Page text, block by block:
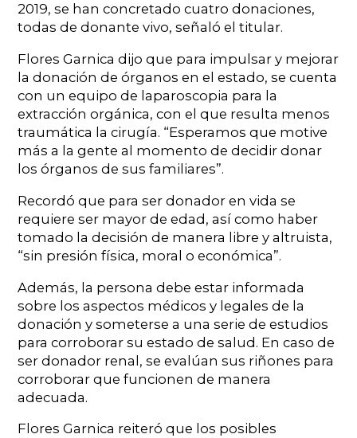
2019, se han concretado cuatro donaciones,
todas de donante vivo, señaló el titular.
Flores Garnica dijo que para impulsar y mejorar
la donación de órganos en el estado, se cuenta
con un equipo de laparoscopia para la
extracción orgánica, con el que resulta menos
traumática la cirugía. “Esperamos que motive
más a la gente al momento de decidir donar
los órganos de sus familiares”.
Recordó que para ser donador en vida se
requiere ser mayor de edad, así como haber
tomado la decisión de manera libre y altruista,
“sin presión física, moral o económica”.
Además, la persona debe estar informada
sobre los aspectos médicos y legales de la
donación y someterse a una serie de estudios
para corroborar su estado de salud. En caso de
ser donador renal, se evalúan sus riñones para
corroborar que funcionen de manera
adecuada.
Flores Garnica reiteró que los posibles